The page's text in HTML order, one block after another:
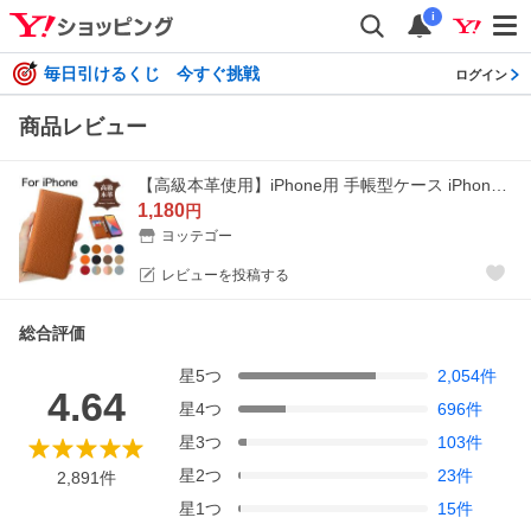
i
毎日引けるくじ 今すぐ挑戦 ログイン
商品レビュー
1,180円
ヨッテゴー
レビューを投稿する
総合評価
4.64
2,891件
星5つ 2,054件
星4つ 696件
星3つ 103件
星2つ 23件
星1つ 15件